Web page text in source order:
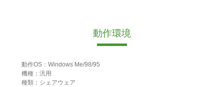
動作環境
動作OS：Windows Me/98/95
機種：汎用
種類：シェアウェア